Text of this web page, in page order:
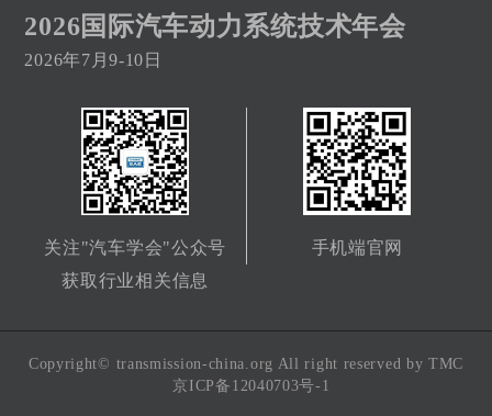
2026国际汽车动力系统技术年会
2026年7月9-10日
关注"汽车学会"公众号
获取行业相关信息
手机端官网
Copyright© transmission-china.org All right reserved by TMC
京ICP备12040703号-1